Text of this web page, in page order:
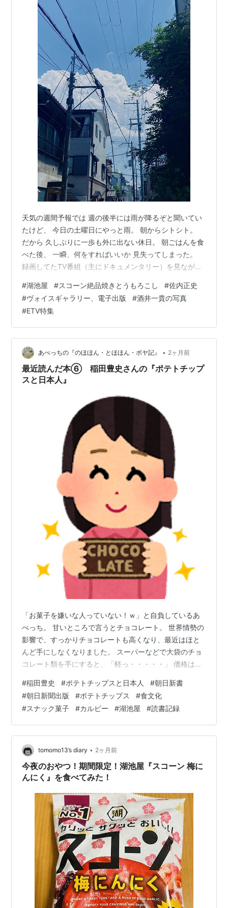
天気の週間予報では 週の後半には雨が降るぞと聞いてい
たけど、 今日の土曜日にやっと雨。 朝からシトシト。
だから 久しぶりに一歩も外に出ない休日。 朝ごはんを食
べた後、 一瞬、何をすればいいか 見失ってしまった。
録画してたTV番組（主にドキュメンタリー）を見なが
ライドショーにはめ込んで 編集する。 食い気に任せて
久しぶりのスナック菓子も食べた。 湖池屋スコーンの絶
品焼きとうもろこし。 食べ出したら止まらないね。 まも
なく午後4時。 もう今日は外に出ることはない。 若い頃
はこんなことがよくあったけど、 今はそんなもったいな
いことできない。…
#湖池屋 #スコーン絶品焼きとうもろこし #佐内正史
#ヴォイスギャラリー、電子出版 #酒井一貴の写真
#ETV特集
あべっちの『のほほん・とほほん・ボヤ記』 • 2ヶ月前
最近読んだ本⑥ 稲田豊史さんの『ポテトチップ
スと日本人』
「お菓子を嫌いな人っていない！ｗ」と自負しているあ
べっち。 甘いところで言うとチョコレート。 世界情勢の
影響で、すっかりチョコレートも高くなり、最近はほと
んど手にしなくなりました。 スーパーなどで大袋のチョ
コレート類を手にすると、「軽っ・・・・・」 価格は据
は、なんか寂しいですね。 この本が手元に届いた数日
後、あるニュースが世間をザワつかせたのは偶然だった
のかなぁ？ 稲田豊史さん 『ポテトチップスと日本人』
朝日新書 この本を読んだキッカケは、CDやレコードに例
えると「ジャケ買い」ですね(笑) 個人的な想像ですが、
ポテトチップスが嫌いな人ってそん…
#稲田豊史 #ポテトチップスと日本人 #朝日新書
#朝日新聞出版 #ポテトチップス #食文化
#スナック菓子 #カルビー #湖池屋 #読書記録
tomomo13’s diary • 2ヶ月前
今夜のおやつ！期間限定！湖池屋『スコーン 梅に
んにく』を食べてみた！